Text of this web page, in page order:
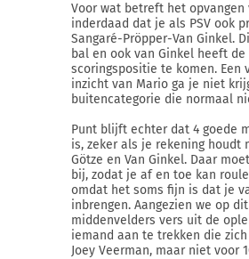
Voor wat betreft het opvangen
inderdaad dat je als PSV ook
Sangaré-Pröpper-Van Ginkel.
bal en ook van Ginkel heeft
scoringspositie te komen.
inzicht van Mario ga je niet
buitencategorie die normaal
Punt blijft echter dat 4 goede
is, zeker als je rekening
Götze en Van Ginkel. Daar
bij, zodat je af en toe kan
omdat het soms fijn is dat je
inbrengen. Aangezien we op
middenvelders vers uit de
iemand aan te trekken die
Joey Veerman, maar niet voor